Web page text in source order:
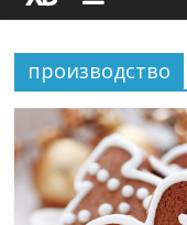
здорового
производство